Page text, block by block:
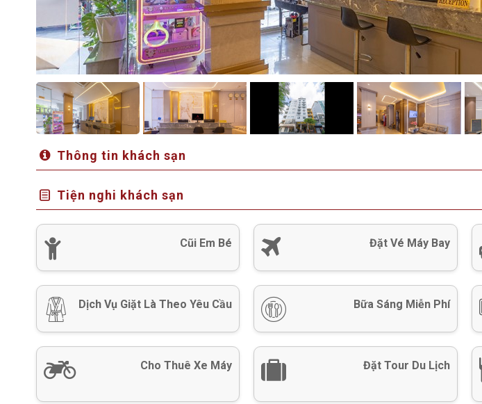
Thông tin khách sạn
Tiện nghi khách sạn
Cũi Em Bé Đặt Vé Máy Bay
Dịch Vụ Giặt Là Theo Yêu Cầu Bữa Sáng Miễn Phí
Cho Thuê Xe Máy Đặt Tour Du Lịch